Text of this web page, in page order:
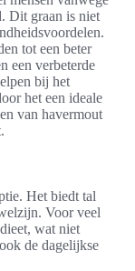
Dit graan is niet
tot een beter
een verbeterde
bij het
het een ideale
van havermout
Het biedt tal
Voor veel
wat niet
de dagelijkse